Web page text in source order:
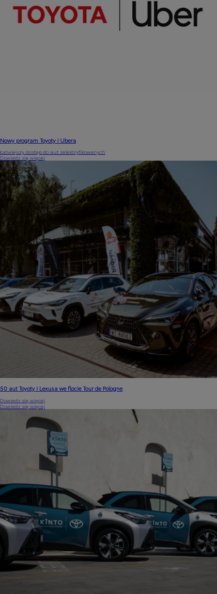
Nowy program Toyoty i Ubera
Łatwiejszy dostęp do aut zelektryfikowanych
Dowiedz się więcej
50 aut Toyoty i Lexusa we flocie Tour de Pologne
Dowiedz się więcej
Dowiedz się więcej